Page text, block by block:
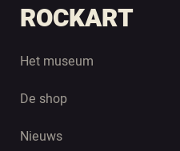
ROCKART
Het museum
De shop
Nieuws